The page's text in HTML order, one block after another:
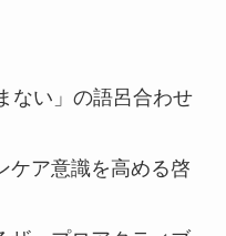
ない」の語呂合わせ
ケア意識を高める啓